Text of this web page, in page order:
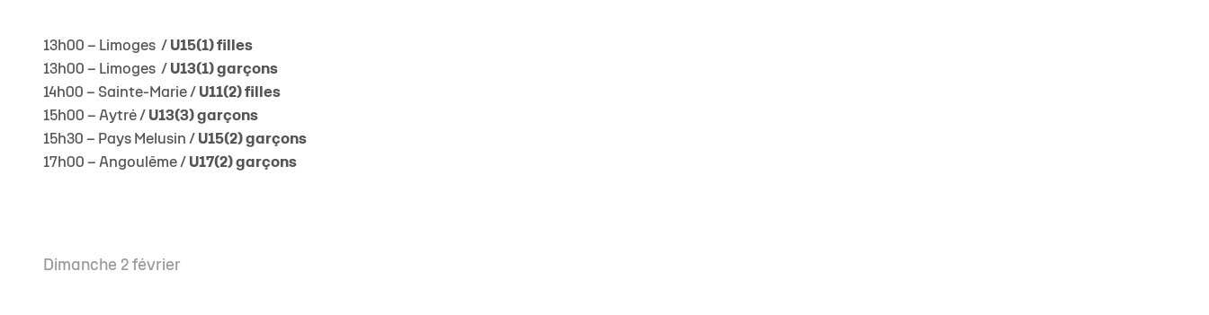
13h00 – Limoges / U15(1) filles
13h00 – Limoges / U13(1) garçons
14h00 – Sainte-Marie / U11(2) filles
15h00 – Aytré / U13(3) garçons
15h30 – Pays Melusin / U15(2) garçons
17h00 – Angoulême / U17(2) garçons
Dimanche 2 février